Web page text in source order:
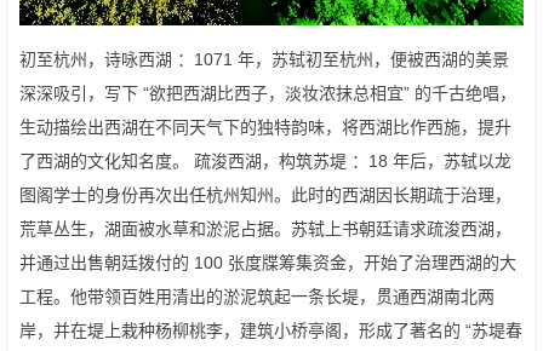
初至杭州，诗咏西湖 ：1071 年，苏轼初至杭州，便被西湖的美景
深深吸引，写下 “欲把西湖比西子，淡妆浓抹总相宜” 的千古绝唱，
生动描绘出西湖在不同天气下的独特韵味，将西湖比作西施，提升
了西湖的文化知名度。 疏浚西湖，构筑苏堤 ：18 年后，苏轼以龙
图阁学士的身份再次出任杭州知州。此时的西湖因长期疏于治理，
荒草丛生，湖面被水草和淤泥占据。苏轼上书朝廷请求疏浚西湖，
并通过出售朝廷拨付的 100 张度牒筹集资金，开始了治理西湖的大
工程。他带领百姓用清出的淤泥筑起一条长堤，贯通西湖南北两
岸，并在堤上栽种杨柳桃李，建筑小桥亭阁，形成了著名的 “苏堤春